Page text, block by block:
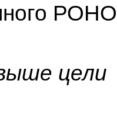
РОНО
цели